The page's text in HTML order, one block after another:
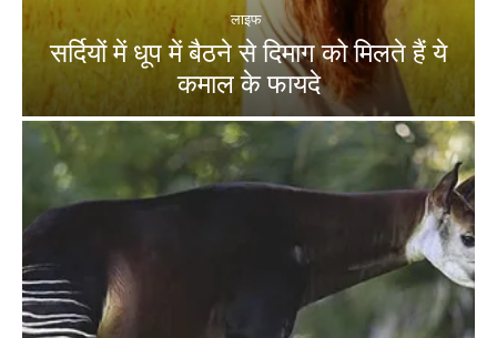
लाइफ
सर्दियों में धूप में बैठने से दिमाग को मिलते हैं ये
कमाल के फायदे